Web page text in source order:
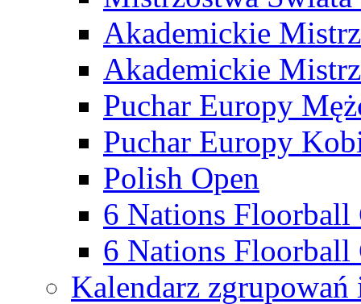
Akademickie
Akademickie
Puchar Europy
Puchar Europy
Polish Open
6 Nations Floorball
6 Nations Floorball
Kalendarz